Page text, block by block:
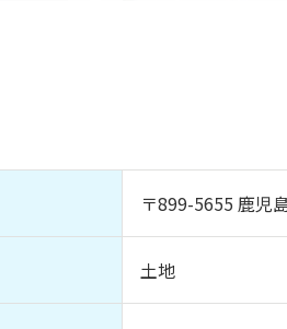
〒899-5655 鹿児
土地